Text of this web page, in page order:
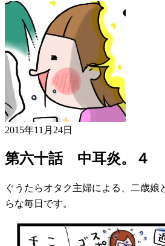
2015年11月24日
第六十話 中耳炎。４
ぐうたらオタク主婦による、二歳娘
らな毎日です。